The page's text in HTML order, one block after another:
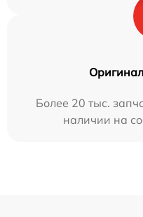
Более 20 тыс.
наличии на